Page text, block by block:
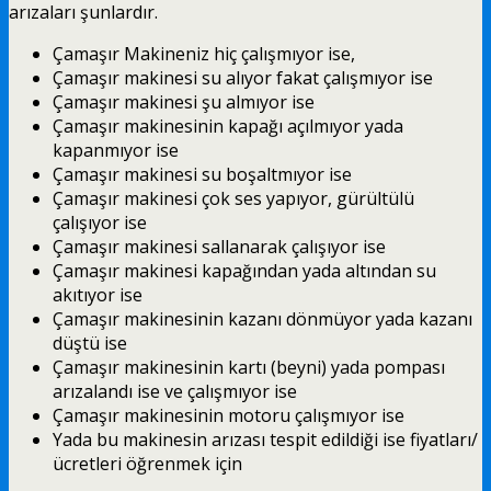
arızaları şunlardır.
Çamaşır Makineniz hiç çalışmıyor ise,
Çamaşır makinesi su alıyor fakat çalışmıyor ise
Çamaşır makinesi şu almıyor ise
Çamaşır makinesinin kapağı açılmıyor yada
kapanmıyor ise
Çamaşır makinesi su boşaltmıyor ise
Çamaşır makinesi çok ses yapıyor, gürültülü
çalışıyor ise
Çamaşır makinesi sallanarak çalışıyor ise
Çamaşır makinesi kapağından yada altından su
akıtıyor ise
Çamaşır makinesinin kazanı dönmüyor yada kazanı
düştü ise
Çamaşır makinesinin kartı (beyni) yada pompası
arızalandı ise ve çalışmıyor ise
Çamaşır makinesinin motoru çalışmıyor ise
Yada bu makinesin arızası tespit edildiği ise fiyatları/
ücretleri öğrenmek için